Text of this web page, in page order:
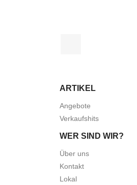
ARTIKEL
Angebote
Verkaufshits
WER SIND WIR?
Über uns
Kontakt
Lokal